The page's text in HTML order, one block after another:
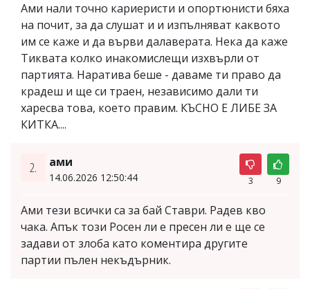
Ами нали точно кариеристи и опортюнисти бяха
на почит, за да слушат и и изпълняват каквото
им се каже и да върви далаверата. Нека да каже
Тиквата колко инакомислещи изхвърли от
партията. Наратива беше - даваме ти право да
крадеш и ще си траен, независимо дали ти
харесва това, което правим. КЪСНО Е ЛИБЕ ЗА
КИТКА....
2. ами
14.06.2026 12:50:44 3 9
Ами тези всички са за бай Ставри. Радев кво
чака. Апък този Росен ли е пресен ли е ще се
задави от злоба като коментира другите
партии пълен некъдърник.